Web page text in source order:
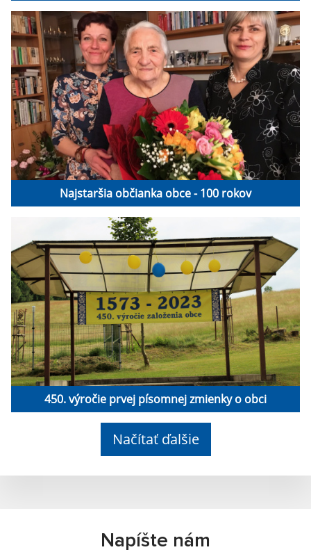
Najstaršia občianka obce - 100 rokov
450. výročie prvej písomnej zmienky o obci
Načítať ďalšie
Napíšte nám